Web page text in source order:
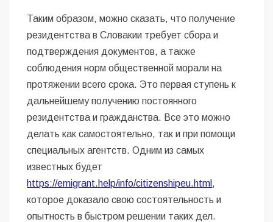
Таким образом, можно сказать, что получение
резидентства в Словакии требует сбора и
подтверждения документов, а также
соблюдения норм общественной морали на
протяжении всего срока. Это первая ступень к
дальнейшему получению постоянного
резидентства и гражданства. Все это можно
делать как самостоятельно, так и при помощи
специальных агентств. Одним из самых
известных будет
https://emigrant.help/info/citizenshipeu.html ,
которое доказало свою состоятельность и
опытность в быстром решении таких дел.